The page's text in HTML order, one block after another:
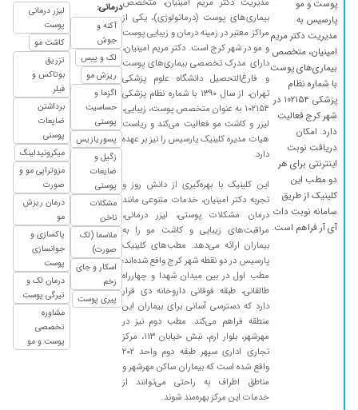
نیست
عدم رضایت ۱۴۰۴/۰۶/۳۱
برای مشکل پوستی گال رفتیم پیش ایشون و با
داروهایی که دادن مشکل حل شد
۱۴۰۲/۰۴/۲۸
عدم رضایت ۱۴۰۴/۰۴/۱۶
عالی بود ۱۴۰۴/۰۹/۰۶
یک ساعت تو نوبت بودم با اینکه وقت قبلی داشتم
مطب به شدت شلوغ بود خانم دکتر خوش برخورد
بودن ولی هیچکدوم از سوالامو جواب ندادن فقط
دارو نوشتن برام بدون هیچ توضیحی
۱۴۰۵/۰۲/۰۹
عالی بود ۱۴۰۴/۰۸/۲۴
در حال حاضر دوران درمان هستم و فعلا نتیجه
خوب هست
۱۴۰۵/۰۳/۲۶
من برای لک رفتم پیش خانم دکتر تحت درمانم و
خیلی راضی هستم
۱۴۰۴/۱۱/۲۱
اگزما داشتم خیلی راحت بر طرف شد ۱۴۰۴/۰۹/۲۹
دکتر خوبیه ۱۴۰۴/۰۵/۰۸
نتیجه عالی بود
عااااالی
پوست و مو
پارسیس به
مدیریت دکتر مریم
امینیان، متخصص
بیماری‌های پوست
با شماره نظام
پزشکی ۱۰۲۱۵۴ در
شهر کرج فعالیت
دارد. امکان
دریافت نوبت
اینترنتی برای هر
دو مطب این
کلینیک از طریق
سامانه نوبت دات
آی آر فراهم است.
بیماری‌های پوست (درماتولوژی)، یکی از
مراکز معتبر در زمینه درمان و زیبایی پوست
و مو در شهر کرج است. دکتر مریم امینیان،
دارای مدرک تخصصی بیماری‌های پوست
و فارغ‌التحصیل دانشگاه علوم پزشکی
تهران، از سال ۱۳۹۰ با شماره نظام پزشکی
۱۰۲۱۵۴ به عنوان متخصص پوست، زیبایی،
لیزر و کاشت مو فعالیت می‌کند و ریاست
هیات مدیره کلینیک پارسیس را نیز بر عهده
دارد.
این کلینیک با بهره‌گیری از دانش روز و
تجربه دکتر امینیان، خدمات متنوعی مانند
درمان مشکلات پوستی، لیزر درمانی،
مراقبت‌های زیبایی و کاشت مو را به
بیماران ارائه می‌دهد. مطب‌های کلینیک
پارسیس در دو نقطه شهر کرج واقع شده‌اند؛
مطب اول در بین میدان شهدا و چهارراه
طالقانی، طبقه فوقانی داروخانه دی قرار
دارد که دسترسی آسانی برای بیماران این
منطقه فراهم می‌کند. مطب دوم نیز در
مهرشهر، بلوار ارم، نبش خیابان ۱۱۳، مرکز
تجاری اداری سپهر طبقه دوم واحد ۲۰۲
واقع شده است که بیماران ساکن مهرشهر و
مناطق اطراف به راحتی می‌توانند از
خدمات این مرکز بهره‌مند شوند.
درمانی:
آکنه و
جوش
لک و پیس
ریزش مو
اگزما و
حساسیت
پوستی
پسوریازیس
زگیل و
ضایعات
پوستی
مشکلات
ناخن
ملاسما (لک
صورت)
اسکار و جای
زخم
پیری پوست
لیزر درمانی
پوست
کاشت مو
تزریق
بوتاکس و
فیلر
برداشتن
ضایعات
پوستی
میکرونیدلینگ
مزوتراپی مو و
صورت
درمان ریزش
مو
پاکسازی و
جوانسازی
پوست
درمان لک و
تیرگی پوست
مشاوره
تخصصی
پوست و مو